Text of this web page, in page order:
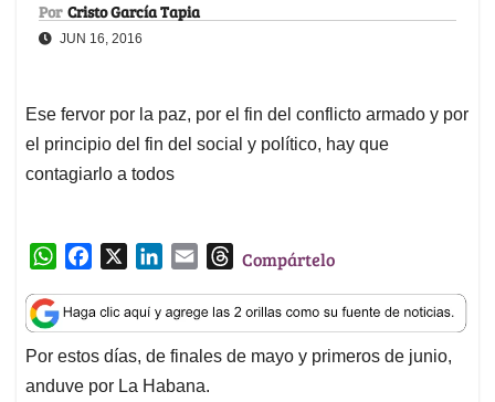
Por Cristo García Tapia
JUN 16, 2016
Ese fervor por la paz, por el fin del conflicto armado y por
el principio del fin del social y político, hay que
contagiarlo a todos
W
a
t
s
A
c
e
b
o
n
k
e
d
a
i
l
T
r
e
a
Compártelo
Por estos días, de finales de mayo y primeros de junio,
anduve por La Habana.